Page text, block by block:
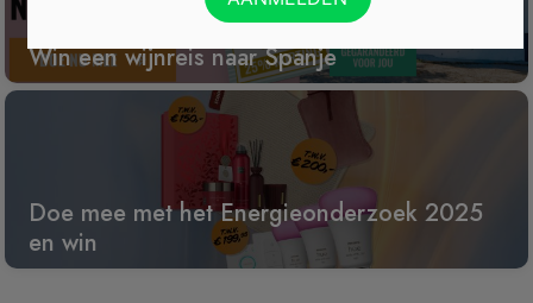
Win een wijnreis naar Spanje
Doe mee met het Energieonderzoek 2025
en win